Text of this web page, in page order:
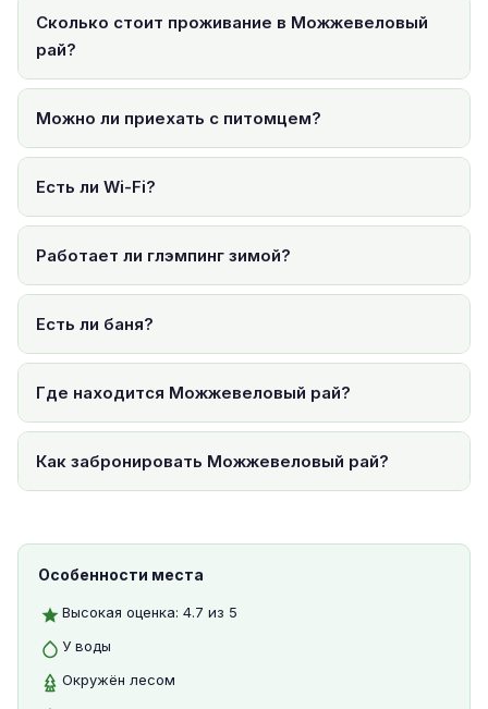
Сколько стоит проживание в Можжевеловый
рай?
Можно ли приехать с питомцем?
Есть ли Wi-Fi?
Работает ли глэмпинг зимой?
Есть ли баня?
Где находится Можжевеловый рай?
Как забронировать Можжевеловый рай?
Особенности места
Высокая оценка: 4.7 из 5
У воды
Окружён лесом